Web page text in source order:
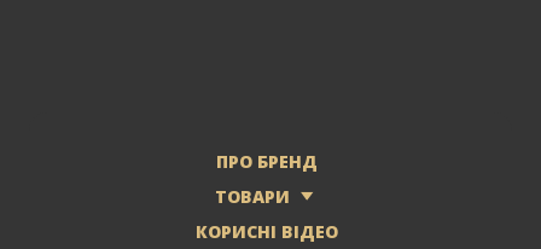
ПРО БРЕНД
ТОВАРИ
КОРИСНІ ВІДЕО